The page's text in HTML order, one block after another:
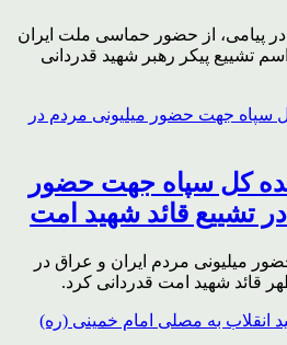
پیامی، از حضور حماسی ملت ایران
تشییع پیکر رهبر شهید قدردانی
کل سپاه جهت حضور
تشییع قائد شهید امت
میلیونی مردم ایران و عراق در
قائد شهید امت قدردانی کرد.